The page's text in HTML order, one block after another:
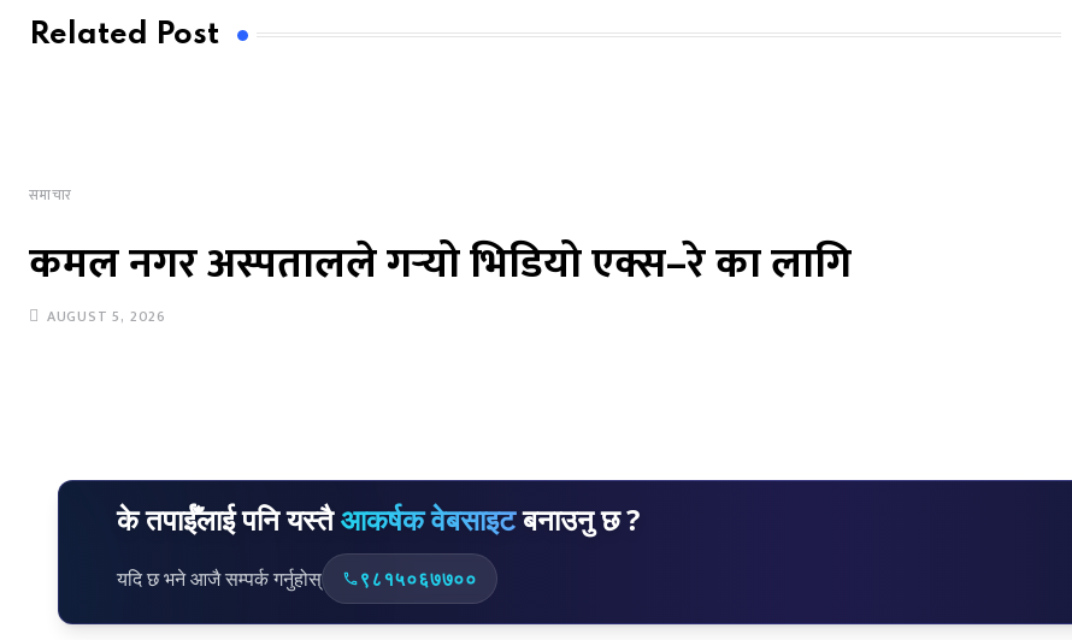
Related Post
समाचार
कमल नगर अस्पतालले गर्‍यो भिडियो एक्स–रे का लागि
AUGUST 5, 2026